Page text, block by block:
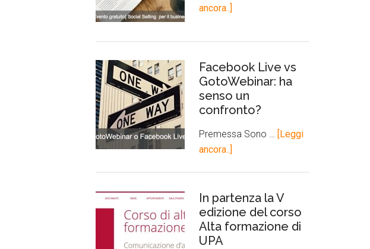
ancora..]
Facebook Live vs
GotoWebinar: ha
senso un
confronto?
Premessa Sono …
[Leggi
ancora..]
In partenza la V
edizione del corso
Alta formazione di
UPA